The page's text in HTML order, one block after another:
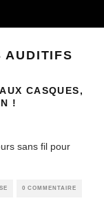
AUDITIFS
CASQUES,
!
sans fil pour
0 COMMENTAIRE